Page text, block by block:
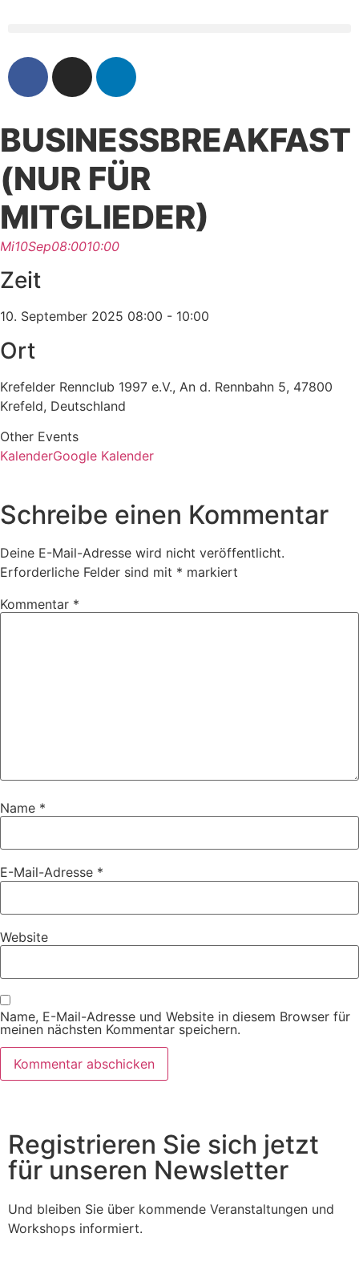
BUSINESSBREAKFAST
(NUR FÜR
MITGLIEDER)
Mi10Sep08:0010:00
Zeit
10. September 2025 08:00 - 10:00
Ort
Krefelder Rennclub 1997 e.V., An d. Rennbahn 5, 47800
Krefeld, Deutschland
Other Events
KalenderGoogle Kalender
Schreibe einen Kommentar
Deine E-Mail-Adresse wird nicht veröffentlicht.
Erforderliche Felder sind mit * markiert
Kommentar *
Name *
E-Mail-Adresse *
Website
Name, E-Mail-Adresse und Website in diesem Browser für
meinen nächsten Kommentar speichern.
Registrieren Sie sich jetzt
für unseren Newsletter
Und bleiben Sie über kommende Veranstaltungen und
Workshops informiert.